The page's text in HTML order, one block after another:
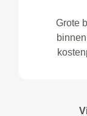
Grote